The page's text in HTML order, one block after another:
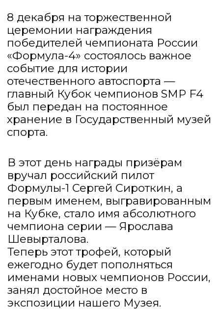
Теперь этот трофей, который
ежегодно будет пополняться
именами новых чемпионов России,
занял достойное место в
экспозиции нашего Музея.
Мы благодарим Российскую
автомобильную федерацию за
доверие и сотрудничество!